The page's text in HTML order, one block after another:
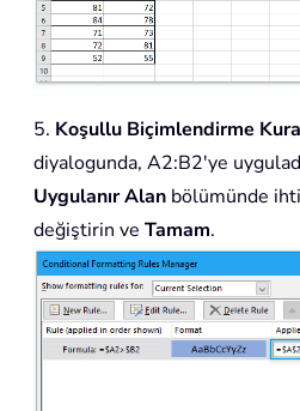
5. Koşullu Biçimlendirme
diyalogunda, A2:B2'ye
Uygulanır Alan bölümünde
değiştirin ve Tamam.